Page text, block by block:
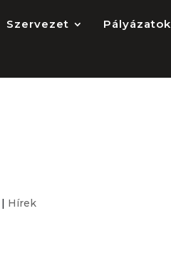
Szervezet Pályázatok
| Hírek